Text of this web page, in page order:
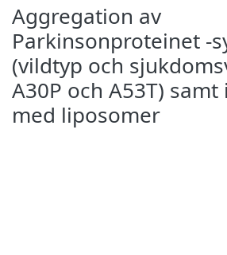
Aggregation av
Parkinsonproteinet -
(vildtyp och
A30P och A53T)
med liposomer